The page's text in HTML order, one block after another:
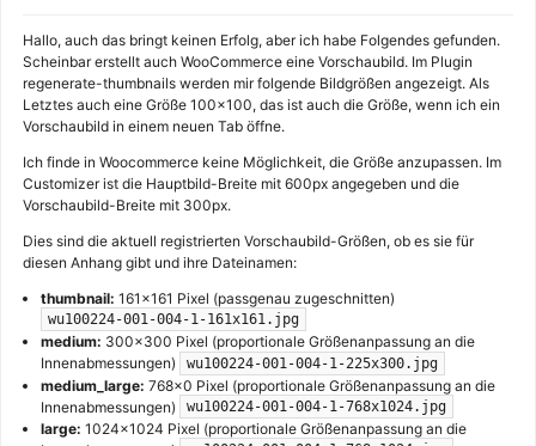
Hallo, auch das bringt keinen Erfolg, aber ich habe Folgendes gefunden.
Scheinbar erstellt auch WooCommerce eine Vorschaubild. Im Plugin
regenerate-thumbnails werden mir folgende Bildgrößen angezeigt. Als
Letztes auch eine Größe 100×100, das ist auch die Größe, wenn ich ein
Vorschaubild in einem neuen Tab öffne.
Ich finde in Woocommerce keine Möglichkeit, die Größe anzupassen. Im
Customizer ist die Hauptbild-Breite mit 600px angegeben und die
Vorschaubild-Breite mit 300px.
Dies sind die aktuell registrierten Vorschaubild-Größen, ob es sie für
diesen Anhang gibt und ihre Dateinamen:
thumbnail: 161×161 Pixel (passgenau zugeschnitten)
wu100224-001-004-1-161x161.jpg
medium: 300×300 Pixel (proportionale Größenanpassung an die
Innenabmessungen)
wu100224-001-004-1-225x300.jpg
medium_large: 768×0 Pixel (proportionale Größenanpassung an die
Innenabmessungen)
wu100224-001-004-1-768x1024.jpg
large: 1024×1024 Pixel (proportionale Größenanpassung an die